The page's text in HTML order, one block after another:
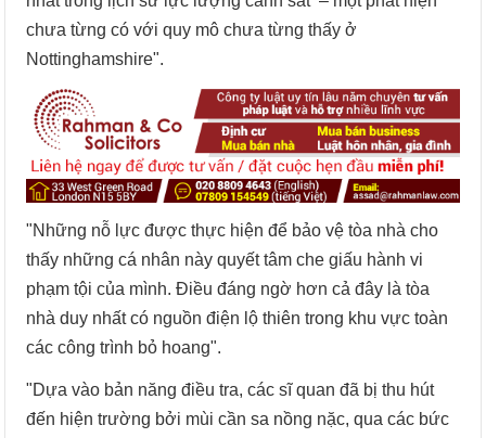
chưa từng có với quy mô chưa từng thấy ở
Nottinghamshire".
"Những nỗ lực được thực hiện để bảo vệ tòa nhà cho
thấy những cá nhân này quyết tâm che giấu hành vi
phạm tội của mình. Điều đáng ngờ hơn cả đây là tòa
nhà duy nhất có nguồn điện lộ thiên trong khu vực toàn
các công trình bỏ hoang".
"Dựa vào bản năng điều tra, các sĩ quan đã bị thu hút
đến hiện trường bởi mùi cần sa nồng nặc, qua các bức